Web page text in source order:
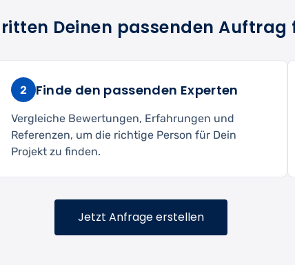
Deinen passenden Auftrag
2 Finde den passenden Experten
Vergleiche Bewertungen, Erfahrungen und
Referenzen, um die richtige Person für Dein
Projekt zu finden.
Jetzt Anfrage erstellen